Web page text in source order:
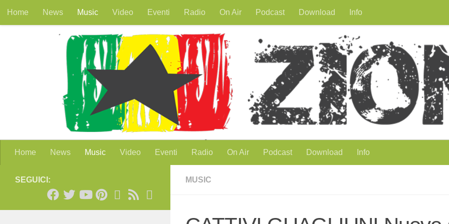
Salta al contenuto
Home News Music Video Eventi Radio On Air Podcast Download Info
Home News Music Video Eventi Radio On Air Podcast Download Info
MUSIC
SEGUICI: